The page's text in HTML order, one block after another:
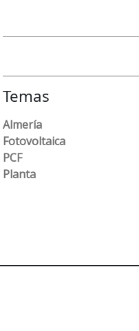
Temas
Almería
Fotovoltaica
PCF
Planta